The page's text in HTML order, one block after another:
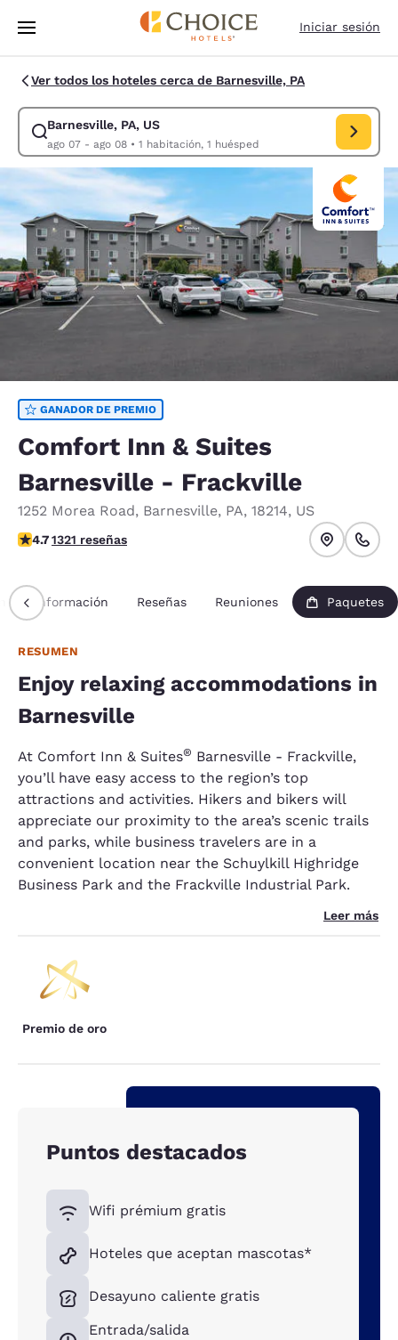
Saltar A Contenido Principal
Iniciar sesión
Ver todos los hoteles cerca de Barnesville, PA
Barnesville, PA, US
ago 07 - ago 08• 1 habitación, 1 huésped
Modificar búsqueda para Barnesville, PA, US. Fecha de entrada ago
GANADOR DE PREMIO
Comfort Inn & Suites
Barnesville - Frackville
1252 Morea Road, Barnesville, PA, 18214, US
Calificación de 4.65 estrellas. Excepcional.
4.71321 reseñas
Información Reseñas Reuniones Paquetes
RESUMEN
Enjoy relaxing accommodations in
Barnesville
At Comfort Inn & Suites® Barnesville - Frackville,
you’ll have easy access to the region’s top
attractions and activities. Hikers and bikers will
appreciate our proximity to the area’s scenic trails
and parks, while business travelers are in a
convenient location near the Schuylkill Highridge
Business Park and the Frackville Industrial Park.
Leer más
Premio de oro
Puntos destacados
Wifi prémium gratis
Hoteles que aceptan mascotas*
Desayuno caliente gratis
Entrada/salida